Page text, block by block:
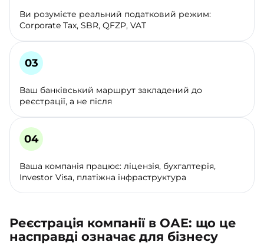
Ви розумієте реальний податковий режим:
Corporate Tax, SBR, QFZP, VAT
Ваш банківський маршрут закладений до
реєстрації, а не після
Ваша компанія працює: ліцензія, бухгалтерія,
Investor Visa, платіжна інфраструктура
Реєстрація компанії в ОАЕ: що це
насправді означає для бізнесу